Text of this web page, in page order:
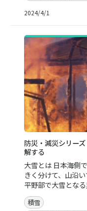
2024/4/1
防災・減災シリー
解する
大雪とは 日本海側
きく分けて、山沿
平野部で大雪とな
積雪